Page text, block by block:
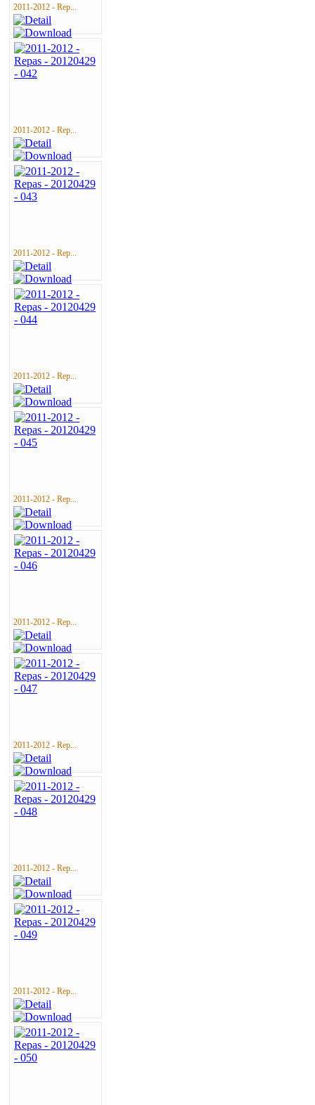
2011-2012 - Rep...
2011-2012 - Rep...
2011-2012 - Rep...
2011-2012 - Rep...
2011-2012 - Rep...
2011-2012 - Rep...
2011-2012 - Rep...
2011-2012 - Rep...
2011-2012 - Rep...